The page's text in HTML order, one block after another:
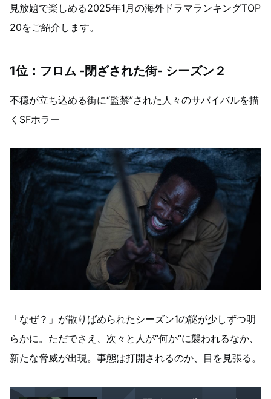
見放題で楽しめる2025年1月の海外ドラマランキングTOP
20をご紹介します。
1位：フロム -閉ざされた街- シーズン２
不穏が立ち込める街に“監禁”された人々のサバイバルを描
くSFホラー
「なぜ？」が散りばめられたシーズン1の謎が少しずつ明
らかに。ただでさえ、次々と人が“何か”に襲われるなか、
新たな脅威が出現。事態は打開されるのか、目を見張る。